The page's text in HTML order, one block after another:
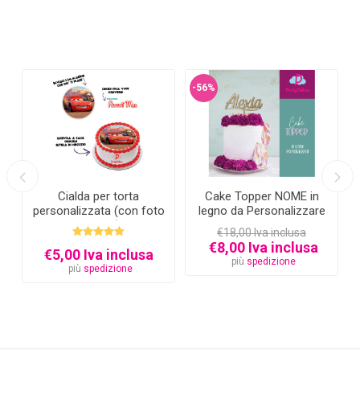
Cialda per torta
personalizzata (con foto
e testo)
€5,00 Iva inclusa
più spedizione
-56%
Cake Topper NOME in
legno da Personalizzare
€18,00 Iva inclusa
€8,00 Iva inclusa
più spedizione